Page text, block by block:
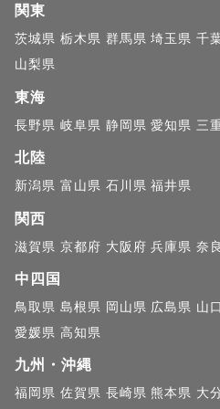
関東
茨城県 栃木県 群馬県 埼玉県 千
山梨県
東海
長野県 岐阜県 静岡県 愛知県 三
北陸
新潟県 富山県 石川県 福井県
関西
滋賀県 京都府 大阪府 兵庫県 奈
中四国
鳥取県 島根県 岡山県 広島県 山
愛媛県 高知県
九州・沖縄
福岡県 佐賀県 長崎県 熊本県 大